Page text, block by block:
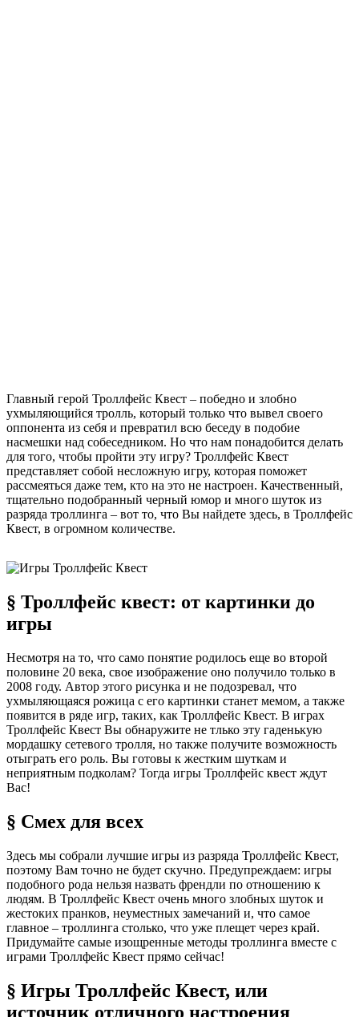
Главный герой Троллфейс Квест – победно и злобно
ухмыляющийся тролль, который только что вывел своего
оппонента из себя и превратил всю беседу в подобие
насмешки над собеседником. Но что нам понадобится делать
для того, чтобы пройти эту игру? Троллфейс Квест
представляет собой несложную игру, которая поможет
рассмеяться даже тем, кто на это не настроен. Качественный,
тщательно подобранный черный юмор и много шуток из
разряда троллинга – вот то, что Вы найдете здесь, в Троллфейс
Квест, в огромном количестве.
§ Троллфейс квест: от картинки до
игры
Несмотря на то, что само понятие родилось еще во второй
половине 20 века, свое изображение оно получило только в
2008 году. Автор этого рисунка и не подозревал, что
ухмыляющаяся рожица с его картинки станет мемом, а также
появится в ряде игр, таких, как Троллфейс Квест. В играх
Троллфейс Квест Вы обнаружите не тлько эту гаденькую
мордашку сетевого тролля, но также получите возможность
отыграть его роль. Вы готовы к жестким шуткам и
неприятным подколам? Тогда игры Троллфейс квест ждут
Вас!
§ Смех для всех
Здесь мы собрали лучшие игры из разряда Троллфейс Квест,
поэтому Вам точно не будет скучно. Предупреждаем: игры
подобного рода нельзя назвать френдли по отношению к
людям. В Троллфейс Квест очень много злобных шуток и
жестоких пранков, неуместных замечаний и, что самое
главное – троллинга столько, что уже плещет через край.
Придумайте самые изощренные методы троллинга вместе с
играми Троллфейс Квест прямо сейчас!
§ Игры Троллфейс Квест, или
источник отличного настроения